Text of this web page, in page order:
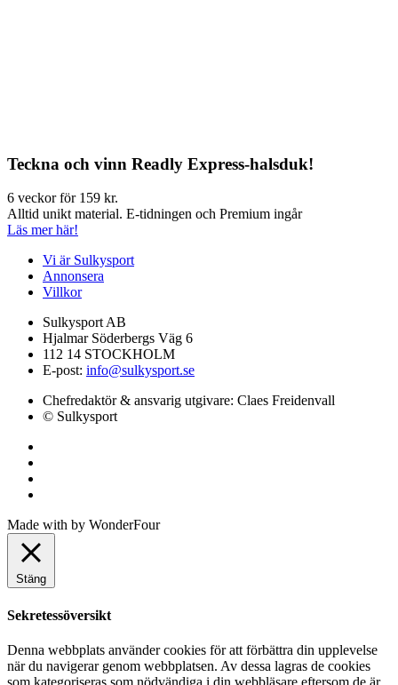
Teckna och vinn Readly Express-halsduk!
6 veckor för 159 kr.
Alltid unikt material. E-tidningen och Premium ingår
Läs mer här!
Vi är Sulkysport
Annonsera
Villkor
Sulkysport AB
Hjalmar Söderbergs Väg 6
112 14 STOCKHOLM
E-post: info@sulkysport.se
Chefredaktör & ansvarig utgivare: Claes Freidenvall
© Sulkysport
Made with by WonderFour
Stäng
Sekretessöversikt
Denna webbplats använder cookies för att förbättra din upplevelse
när du navigerar genom webbplatsen. Av dessa lagras de cookies
som kategoriseras som nödvändiga i din webbläsare eftersom de är